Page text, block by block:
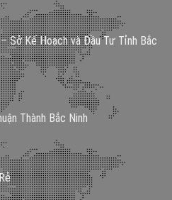
Sở Kế Hoạch và Đầu Tư Tỉnh Bắc
Thành Bắc Ninh